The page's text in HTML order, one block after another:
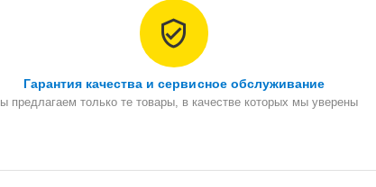
Гарантия качества и сервисное обслуживание
предлагаем только те товары, в качестве которых мы уверены